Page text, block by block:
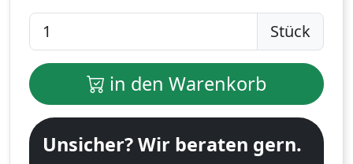
Stück
in den Warenkorb
Unsicher? Wir beraten gern.